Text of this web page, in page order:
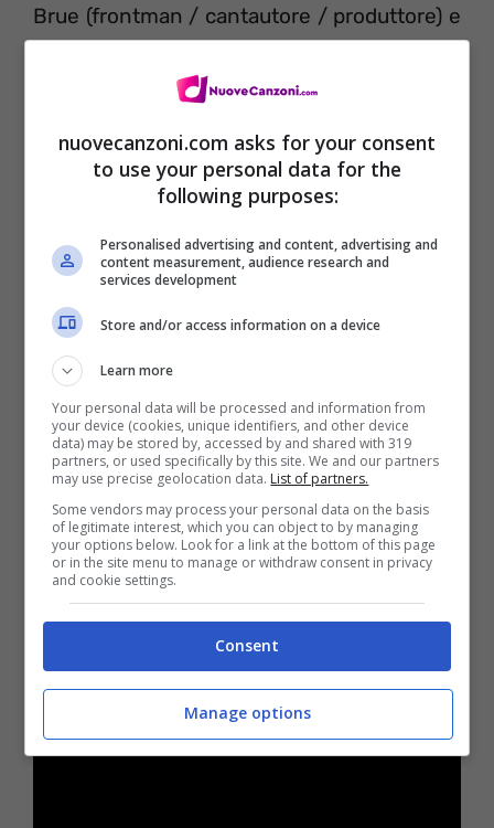
Brue (frontman / cantautore / produttore) e
Testo Bottom of the Deep Blue Sea
G- MISSIO
Download su Amazon – Ascolta su
nuovecanzoni.com asks for your consent
to use your personal data for the
following purposes:
Personalised advertising and content, advertising and
content measurement, audience research and
services development
Store and/or access information on a device
Learn more
Your personal data will be processed and information from
your device (cookies, unique identifiers, and other device
data) may be stored by, accessed by and shared with 319
partners, or used specifically by this site. We and our partners
may use precise geolocation data. List of partners.
Some vendors may process your personal data on the basis
of legitimate interest, which you can object to by managing
your options below. Look for a link at the bottom of this page
or in the site menu to manage or withdraw consent in privacy
and cookie settings.
Consent
Manage options